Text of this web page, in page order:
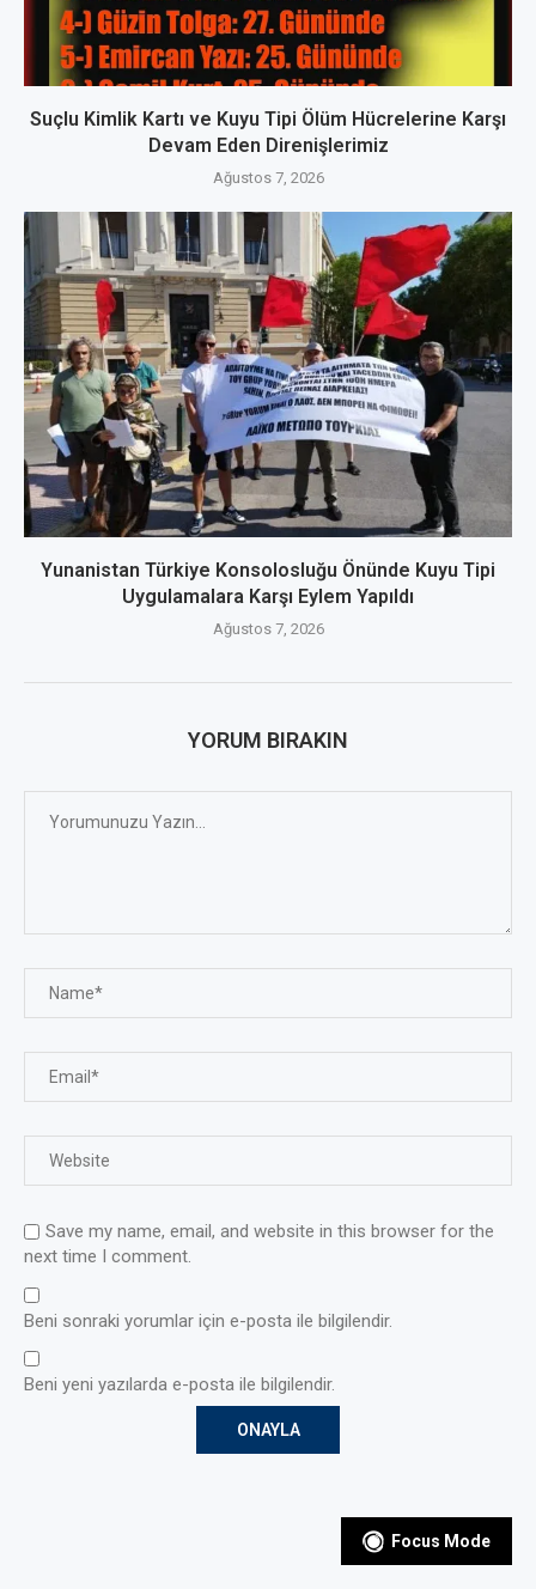
Suçlu Kimlik Kartı ve Kuyu Tipi Ölüm Hücrelerine Karşı
Devam Eden Direnişlerimiz
Ağustos 7, 2026
Yunanistan Türkiye Konsolosluğu Önünde Kuyu Tipi
Uygulamalara Karşı Eylem Yapıldı
Ağustos 7, 2026
YORUM BIRAKIN
Save my name, email, and website in this browser for the
next time I comment.
Beni sonraki yorumlar için e-posta ile bilgilendir.
Beni yeni yazılarda e-posta ile bilgilendir.
Focus Mode